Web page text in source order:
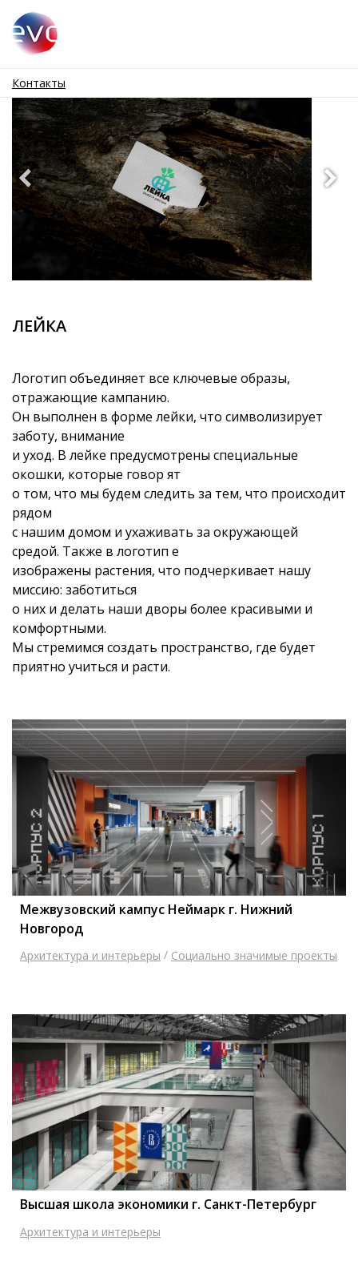
Контакты
ЛЕЙКА
Логотип объединяет все ключевые образы,
отражающие кампанию.
Он выполнен в форме лейки, что символизирует
заботу, внимание
и уход. В лейке предусмотрены специальные
окошки, которые говор ят
о том, что мы будем следить за тем, что происходит
рядом
с нашим домом и ухаживать за окружающей
средой. Также в логотип е
изображены растения, что подчеркивает нашу
миссию: заботиться
о них и делать наши дворы более красивыми и
комфортными.
Мы стремимся создать пространство, где будет
приятно учиться и расти.
Межвузовский кампус Неймарк г. Нижний
Новгород
Архитектура и интерьеры / Социально значимые проекты
Высшая школа экономики г. Санкт-Петербург
Архитектура и интерьеры